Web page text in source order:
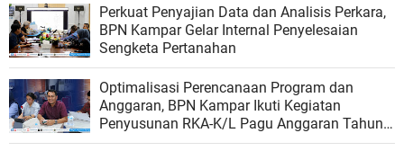
Perkuat Penyajian Data dan Analisis Perkara,
BPN Kampar Gelar Internal Penyelesaian
Sengketa Pertanahan
Optimalisasi Perencanaan Program dan
Anggaran, BPN Kampar Ikuti Kegiatan
Penyusunan RKA-K/L Pagu Anggaran Tahun
2027